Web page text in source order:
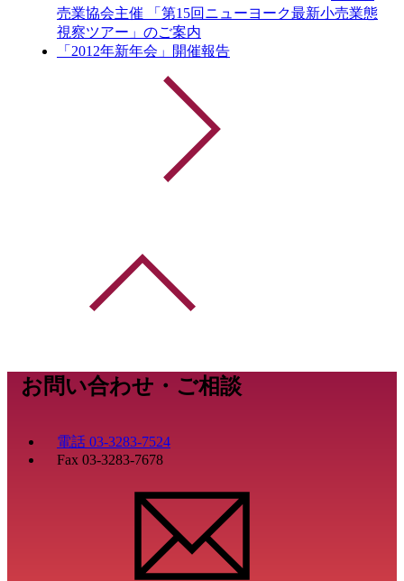
売業協会主催 「第15回ニューヨーク最新小売業態
視察ツアー」のご案内
「2012年新年会」開催報告
お問い合わせ・ご相談
電話 03-3283-7524
Fax 03-3283-7678